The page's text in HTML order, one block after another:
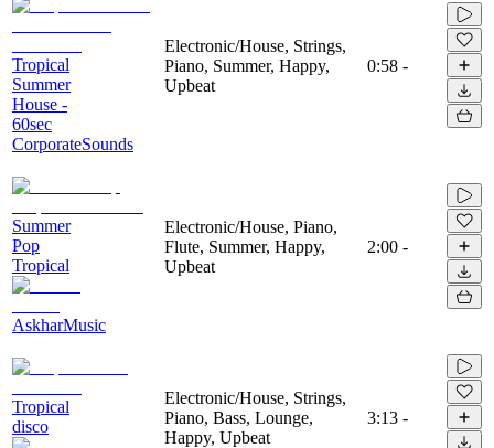
Tropical
Summer
House -
60sec
CorporateSounds
Electronic/House, Strings,
Piano, Summer, Happy,
Upbeat
0:58 -
Summer
Pop
Tropical
AskharMusic
Electronic/House, Piano,
Flute, Summer, Happy,
Upbeat
2:00 -
Tropical
disco
Electronic/House, Strings,
Piano, Bass, Lounge,
Happy, Upbeat
3:13 -